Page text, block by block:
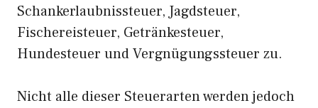
Schankerlaubnissteuer, Jagdsteuer,
Fischereisteuer, Getränkesteuer,
Hundesteuer und Vergnügungssteuer zu.
Nicht alle dieser Steuerarten werden jedoch